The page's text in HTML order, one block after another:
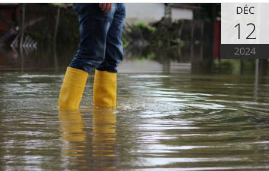
DÉC
12
2024